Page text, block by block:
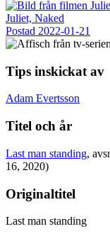
Juliet, Naked
Postad 2022-01-21
Tips inskickat av
Adam Evertsson
Titel och år
Last man standing,
16, 2020)
Originaltitel
Last man standing